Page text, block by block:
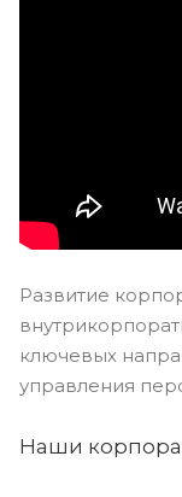
Развитие
ключевых
управления
Наши